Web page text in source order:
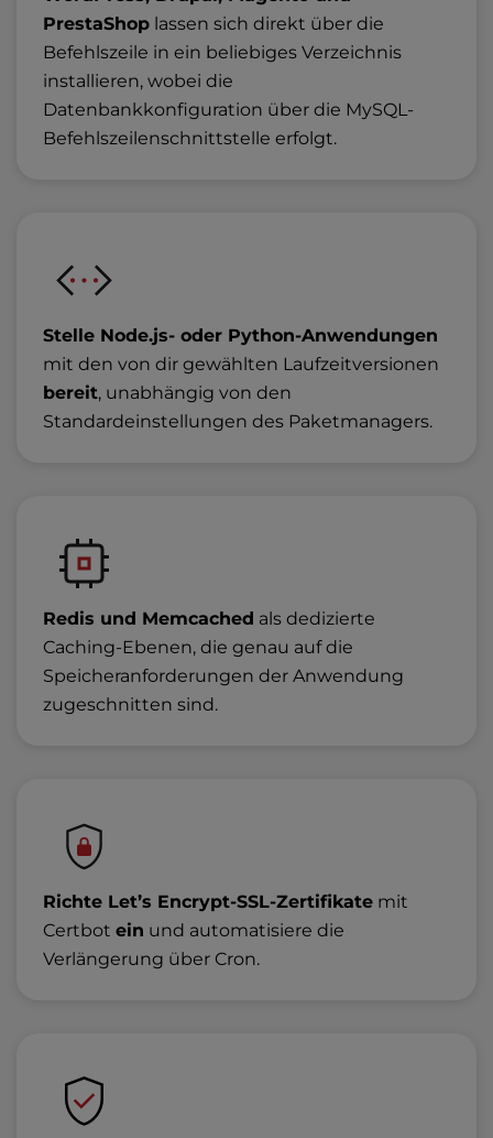
PrestaShop lassen sich direkt über die
Befehlszeile in ein beliebiges Verzeichnis
installieren, wobei die
Datenbankkonfiguration über die MySQL-
Befehlszeilenschnittstelle erfolgt.
Stelle Node.js- oder Python-Anwendungen
mit den von dir gewählten Laufzeitversionen
bereit, unabhängig von den
Standardeinstellungen des Paketmanagers.
Redis und Memcached als dedizierte
Caching-Ebenen, die genau auf die
Speicheranforderungen der Anwendung
zugeschnitten sind.
Richte Let’s Encrypt-SSL-Zertifikate mit
Certbot ein und automatisiere die
Verlängerung über Cron.